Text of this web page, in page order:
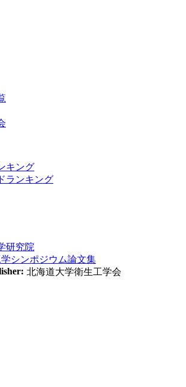
キング
ランキング
研究院
シンポジウム論文集
北海道大学衛生工学会